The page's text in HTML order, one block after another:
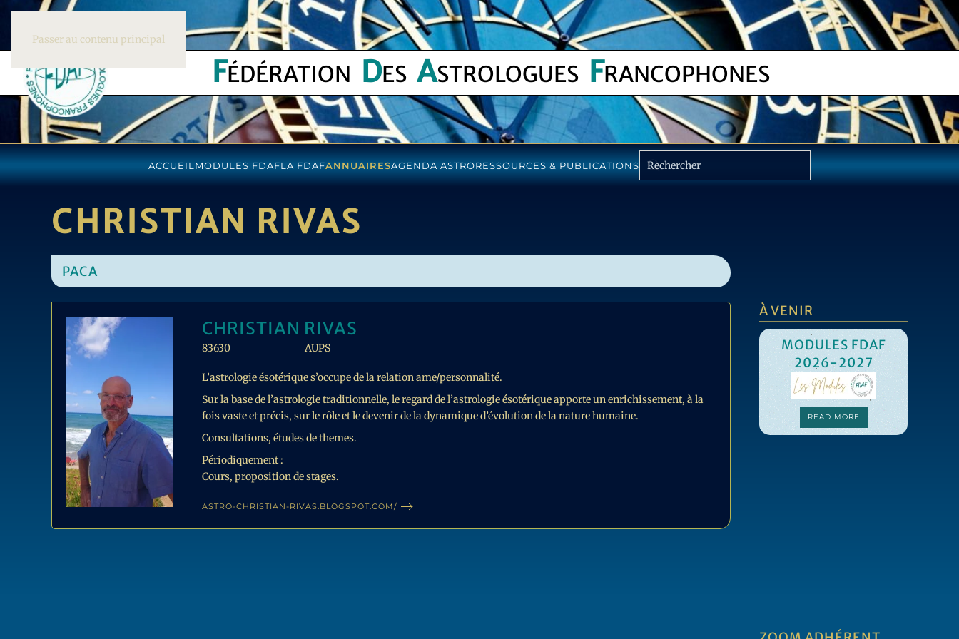
Passer au contenu principal
FÉDÉRATION DES ASTROLOGUES FRANCOPHONES
ACCUEIL MODULES FDAFLA FDAFANNUAIRESAGENDA ASTRORESSOURCES & PUBLICATIONS
CHRISTIAN RIVAS
PACA
CHRISTIAN RIVAS
83630 AUPS
L’astrologie ésotérique s’occupe de la relation ame/personnalité.
Sur la base de l’astrologie traditionnelle, le regard de l’astrologie ésotérique apporte un enrichissement, à la
fois vaste et précis, sur le rôle et le devenir de la dynamique d’évolution de la nature humaine.
Consultations, études de themes.
Périodiquement :
Cours, proposition de stages.
ASTRO-CHRISTIAN-RIVAS.BLOGSPOT.COM/
À VENIR
MODULES FDAF
2026-2027
READ MORE